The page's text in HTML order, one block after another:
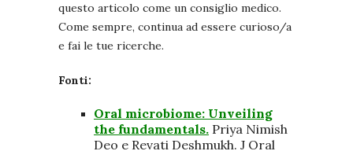
questo articolo come un consiglio medico.
Come sempre, continua ad essere curioso/a
e fai le tue ricerche.
Fonti:
Oral microbiome: Unveiling
the fundamentals. Priya Nimish
Deo e Revati Deshmukh. J Oral